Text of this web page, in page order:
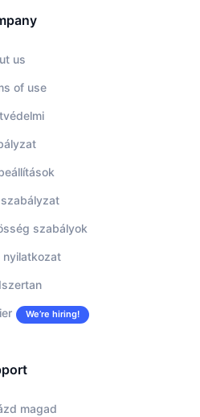
us
of use
szabályok
nyilatkozat
We’re hiring!
magad